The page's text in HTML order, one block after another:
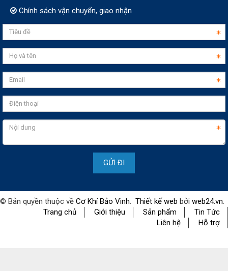
Chính sách vận chuyển, giao nhận
© Bản quyền thuộc về Cơ Khí Bảo Vinh. Thiết kế web bởi web24.vn.
Trang chủ
Giới thiệu Sản phẩm
Tin Tức
Liên hệ
Hỗ trợ